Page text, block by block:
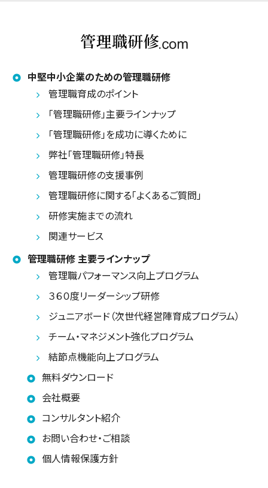
中堅中小企業のための管理職研修
管理職育成のポイント
「管理職研修」主要ラインナップ
「管理職研修」を成功に導くために
弊社「管理職研修」特長
管理職研修の支援事例
管理職研修に関する「よくあるご質問」
研修実施までの流れ
関連サービス
管理職研修 主要ラインナップ
管理職パフォーマンス向上プログラム
３６０度リーダーシップ研修
ジュニアボード（次世代経営陣育成プログラム）
チーム・マネジメント強化プログラム
結節点機能向上プログラム
無料ダウンロード
会社概要
コンサルタント紹介
お問い合わせ・ご相談
個人情報保護方針